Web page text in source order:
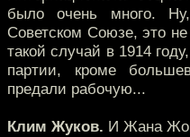
было очень много.
Советском Союзе, это
такой случай в 1914
партии, кроме
предали рабочую...
Клим Жуков. И Жана